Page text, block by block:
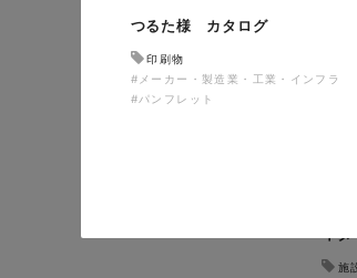
施
つるた様 カタログ
印刷物
#メーカー・製造業・工業・インフラ
#パンフレット